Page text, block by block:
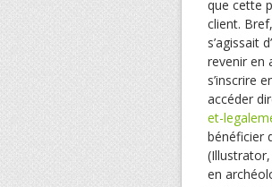
que cette
client.
s’agissait
revenir en
s’inscrire
accéder
et-
bénéficier
en